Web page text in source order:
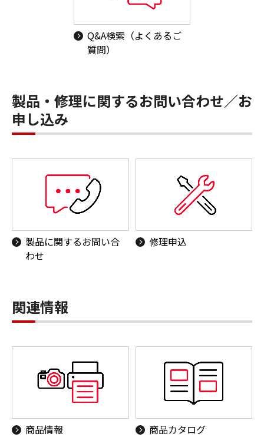
Q&A検索（よくあるご
質問）
製品・修理に関するお問い合わせ／お
申し込み
製品に関するお問い合
わせ
修理申込
関連情報
商品情報 商品カタログ